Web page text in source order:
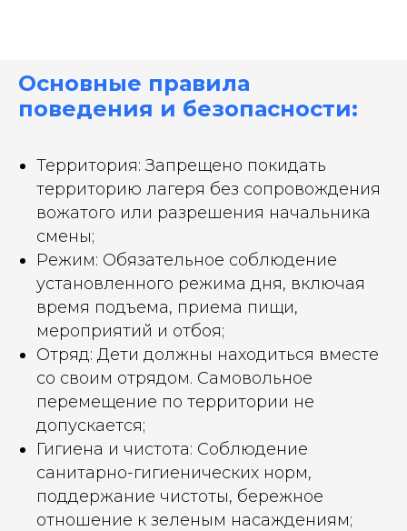
Основные правила
поведения и безопасности:
Территория: Запрещено покидать
территорию лагеря без сопровождения
вожатого или разрешения начальника
смены;
Режим: Обязательное соблюдение
установленного режима дня, включая
время подъема, приема пищи,
мероприятий и отбоя;
Отряд: Дети должны находиться вместе
со своим отрядом. Самовольное
перемещение по территории не
допускается;
Гигиена и чистота: Соблюдение
санитарно-гигиенических норм,
поддержание чистоты, бережное
отношение к зеленым насаждениям;